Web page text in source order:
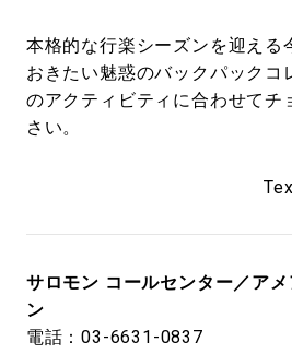
本格的な行楽シーズンを迎える
おきたい魅惑のバックパックコ
のアクティビティに合わせてチ
さい。
サロモン コールセンター／ア
ン
電話：03-6631-0837